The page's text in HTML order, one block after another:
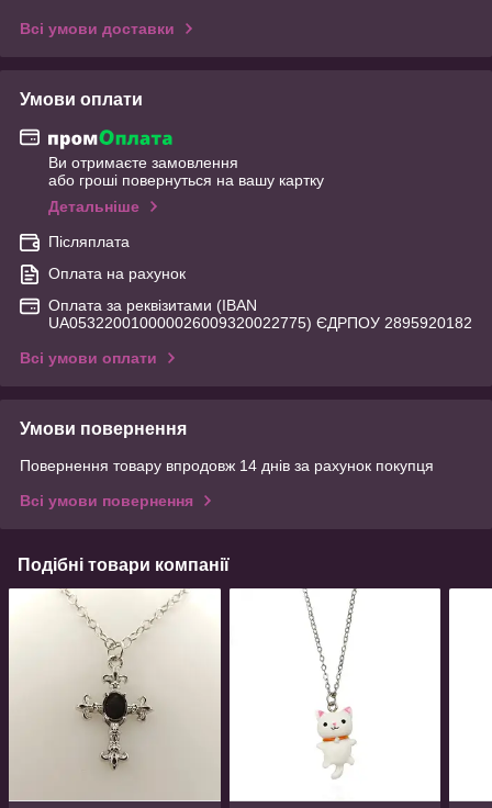
Всі умови доставки
Умови оплати
Ви отримаєте замовлення
або гроші повернуться на вашу картку
Детальніше
Післяплата
Оплата на рахунок
Оплата за реквізитами (IBAN
UA053220010000026009320022775) ЄДРПОУ 2895920182
Всі умови оплати
Умови повернення
Повернення товару впродовж 14 днів за рахунок покупця
Всі умови повернення
Подібні товари компанії